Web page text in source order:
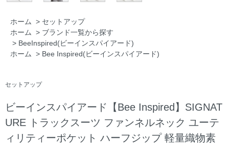
ホーム > セットアップ
ホーム > ブランド一覧から探す
> BeeInspired(ビーインスパイアード)
ホーム > Bee Inspired(ビーインスパイアード)
セットアップ
ビーインスパイアード【Bee Inspired】SIGNAT
URE トラックスーツ ファンネルネック ユーテ
ィリティーポケット ハーフジップ 軽量織物素